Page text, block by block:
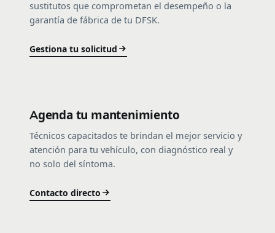
sustitutos que comprometan el desempeño o la
garantía de fábrica de tu DFSK.
Gestiona tu solicitud
Agenda tu mantenimiento
Técnicos capacitados te brindan el mejor servicio y
atención para tu vehículo, con diagnóstico real y
no solo del síntoma.
Contacto directo